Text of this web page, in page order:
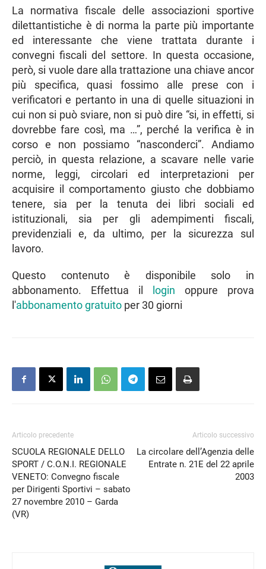
La normativa fiscale delle associazioni sportive
dilettantistiche è di norma la parte più importante
ed interessante che viene trattata durante i
convegni fiscali del settore. In questa occasione,
però, si vuole dare alla trattazione una chiave ancor
più specifica, quasi fossimo alle prese con i
verificatori e pertanto in una di quelle situazioni in
cui non si può sviare, non si può dire “si, in effetti, si
dovrebbe fare così, ma …”, perché la verifica è in
corso e non possiamo “nasconderci”. Andiamo
perciò, in questa relazione, a scavare nelle varie
norme, leggi, circolari ed interpretazioni per
acquisire il comportamento giusto che dobbiamo
tenere, sia per la tenuta dei libri sociali ed
istituzionali, sia per gli adempimenti fiscali,
previdenziali e, da ultimo, per la sicurezza sul
lavoro.
Questo contenuto è disponibile solo in
abbonamento. Effettua il
login oppure prova
l'abbonamento gratuito per 30 giorni
Articolo precedente
SCUOLA REGIONALE DELLO
SPORT / C.O.N.I. REGIONALE
VENETO: Convegno fiscale
per Dirigenti Sportivi – sabato
27 novembre 2010 – Garda
(VR)
Articolo successivo
La circolare dell’Agenzia delle
Entrate n. 21E del 22 aprile
2003